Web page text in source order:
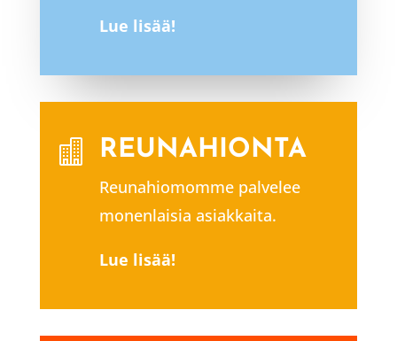
Lue lisää!
 REUNAHIONTA
Reunahiomomme palvelee
monenlaisia asiakkaita.
Lue lisää!